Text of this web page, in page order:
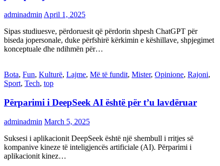
adminadmin April 1, 2025
Sipas studiuesve, përdoruesit që përdorin shpesh ChatGPT për
biseda jopersonale, duke përfshirë kërkimin e këshillave, shpjegimet
konceptuale dhe ndihmën për…
Bota, Fun, Kulturë, Lajme, Më të fundit, Mister, Opinione, Rajoni,
Sport, Tech, top
Përparimi i DeepSeek AI është për t’u lavdëruar
adminadmin March 5, 2025
Suksesi i aplikacionit DeepSeek është një shembull i rritjes së
kompanive kineze të inteligjencës artificiale (AI). Përparimi i
aplikacionit kinez…